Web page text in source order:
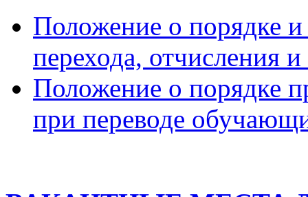
Положение о порядке и
перехода, отчисления
Положение о порядке
при переводе